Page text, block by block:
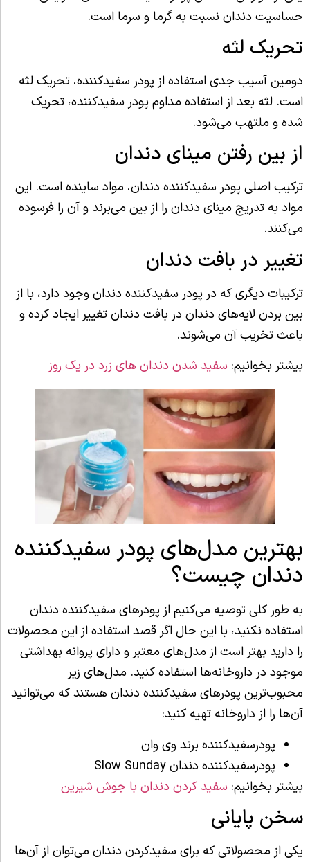
حساسیت دندان نسبت به گرما و سرما است.
تحریک لثه
دومین آسیب جدی استفاده از پودر سفیدکننده، تحریک لثه
است. لثه بعد از استفاده مداوم پودر سفیدکننده، تحریک
شده و ملتهب می‌شود.
از بین رفتن مینای دندان
ترکیب اصلی پودر سفیدکننده دندان، مواد ساینده است. این
مواد به تدریج مینای دندان را از بین می‌برند و آن را فرسوده
می‌کنند.
تغییر در بافت دندان
ترکیبات دیگری که در پودر سفیدکننده دندان وجود دارد، با از
بین بردن لایه‌های دندان در بافت دندان تغییر ایجاد کرده و
باعث تخریب آن می‌شوند.
بیشتر بخوانیم: سفید شدن دندان های زرد در یک روز
بهترین مدل‌های پودر سفیدکننده
دندان چیست؟
به طور کلی توصیه می‌کنیم از پودرهای سفیدکننده دندان
استفاده نکنید، با این حال اگر قصد استفاده از این محصولات
را دارید بهتر است از مدل‌های معتبر و دارای پروانه بهداشتی
موجود در داروخانه‌ها استفاده کنید. مدل‌های زیر
محبوب‌ترین پودرهای سفیدکننده دندان هستند که می‌توانید
آن‌ها را از داروخانه تهیه کنید:
پودرسفیدکننده برند وی وان
پودرسفیدکننده دندان Slow Sunday
بیشتر بخوانیم: سفید کردن دندان با جوش شیرین
سخن پایانی
یکی از محصولاتی که برای سفیدکردن دندان می‌توان از آن‌ها